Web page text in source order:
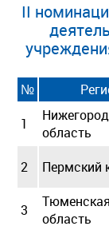
II
№
1
область
2
Пермский
3
Тюменская
область